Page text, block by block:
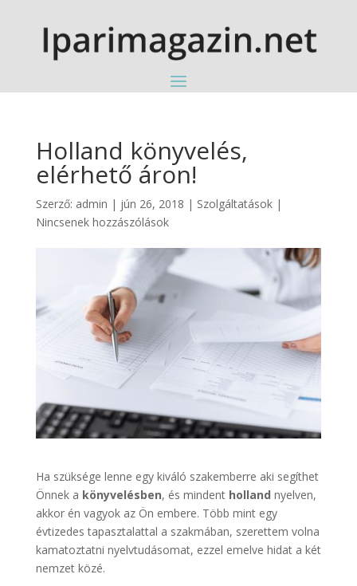
Holland könyvelés,
elérhető áron!
Szerző: admin | jún 26, 2018 | Szolgáltatások|
Nincsenek hozzászólások
Ha szüksége lenne egy kiváló szakemberre aki segíthet
Önnek a könyvelésben, és mindent holland nyelven,
akkor én vagyok az Ön embere. Több mint egy
évtizedes tapasztalattal a szakmában, szerettem volna
kamatoztatni nyelvtudásomat, ezzel emelve hidat a két
nemzet közé.